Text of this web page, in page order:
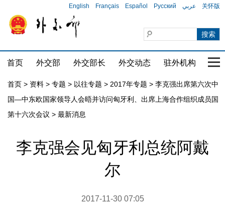
English Français Español Русский عربي 关怀版
首页 外交部 外交部长 外交动态 驻外机构 国
首页 > 资料 > 专题 > 以往专题 > 2017年专题 > 李克强出席第六次中
国—中东欧国家领导人会晤并访问匈牙利、出席上海合作组织成员国
第十六次会议 > 最新消息
李克强会见匈牙利总统阿戴
尔
2017-11-30 07:05